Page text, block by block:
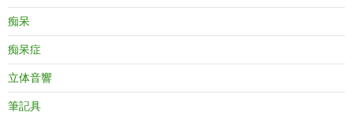
痴呆
痴呆症
立体音響
筆記具